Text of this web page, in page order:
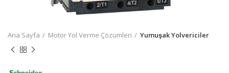
Ana Sayfa Motor Yol Verme Çözümleri Yumuşak Yolvericiler